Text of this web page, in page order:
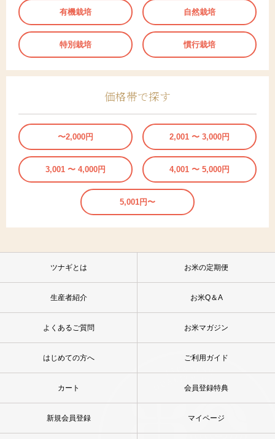
有機栽培 自然栽培
特別栽培 慣行栽培
価格帯で探す
〜2,000円 2,001 〜 3,000円
3,001 〜 4,000円 4,001 〜 5,000円
5,001円〜
ツナギとは お米の定期便
生産者紹介 お米Q＆A
よくあるご質問 お米マガジン
はじめての方へ ご利用ガイド
カート 会員登録特典
新規会員登録 マイページ